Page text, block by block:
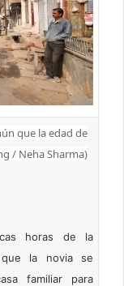
que la edad de
/ Neha Sharma)
horas de la
la novia se
familiar para